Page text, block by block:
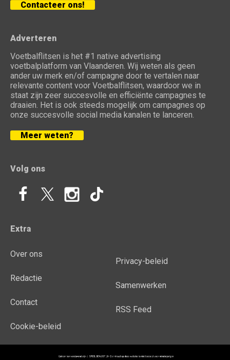
Contacteer ons!
Adverteren
Voetbalflitsen is het #1 native advertising
voetbalplatform van Vlaanderen. Wij weten als geen
ander uw merk en/of campagne door te vertalen naar
relevante content voor Voetbalflitsen, waardoor we in
staat zijn zeer succesvolle en efficiënte campagnes te
draaien. Het is ook steeds mogelijk om campagnes op
onze succesvolle social media kanalen te lanceren.
Meer weten?
Volg ons
Extra
Over ons
Redactie
Contact
Cookie-beleid
Privacy-beleid
Samenwerken
RSS Feed